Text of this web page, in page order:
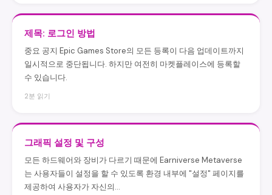
제목: 로그인 방법
중요 공지 Epic Games Store의 모든 등록이 다음 업데이트까지
일시적으로 중단됩니다. 하지만 여전히 마켓플레이스에 등록할
수 있습니다.
2분 읽기
그래픽 설정 및 구성
모든 하드웨어와 장비가 다르기 때문에 Earniverse Metaverse
는 사용자들이 설정을 할 수 있도록 환경 내부에 "설정" 페이지를
제공하여 사용자가 자신의...